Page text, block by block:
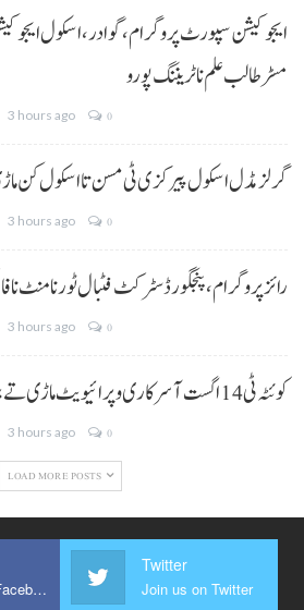
مسڑ طالب علم نا ٹریننگ پورو
3 hours ago 0
گرلز مڈل اسکول پیرکزی ٹی مسن تا اسکول کن
3 hours ago 0
رائز پروگرام، پنجگور ڈسٹرکٹ فٹبال ٹورنامنٹ
3 hours ago 0
کوئٹہ ٹی 14 اگست آ سرکاری و پرائیویٹ ماڑی تے بیرفنگ نا بابت دیوان
3 hours ago 0
LOAD MORE POSTS
Join us on Facebook
Twitter
Join us on Twitter